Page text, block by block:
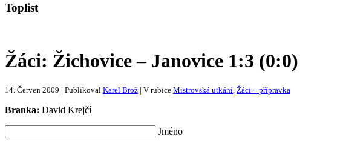
Toplist
Žáci: Žichovice – Janovice 1:3 (0:0)
14. Červen 2009 | Publikoval Karel Brož | V rubice Mistrovská utkání Žáci + přípravka
Branka: David Krejčí
Jméno